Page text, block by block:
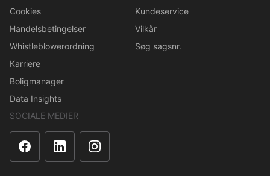
Cookies
Handelsbetingelser
Whistleblowerordning
Karriere
Boligmanager
Data Insights
Kundeservice
Vilkår
Søg sagsnr.
SOCIALE MEDIER